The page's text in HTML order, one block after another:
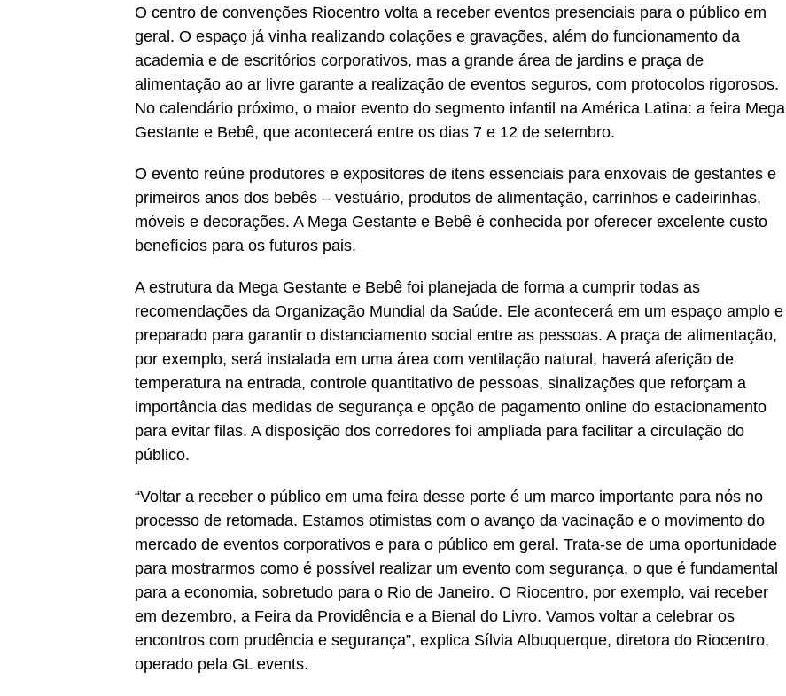
O centro de convenções Riocentro volta a receber eventos presenciais para o público em
geral. O espaço já vinha realizando colações e gravações, além do funcionamento da
academia e de escritórios corporativos, mas a grande área de jardins e praça de
alimentação ao ar livre garante a realização de eventos seguros, com protocolos rigorosos.
No calendário próximo, o maior evento do segmento infantil na América Latina: a feira Mega
Gestante e Bebê, que acontecerá entre os dias 7 e 12 de setembro.
O evento reúne produtores e expositores de itens essenciais para enxovais de gestantes e
primeiros anos dos bebês – vestuário, produtos de alimentação, carrinhos e cadeirinhas,
móveis e decorações. A Mega Gestante e Bebê é conhecida por oferecer excelente custo
benefícios para os futuros pais.
A estrutura da Mega Gestante e Bebê foi planejada de forma a cumprir todas as
recomendações da Organização Mundial da Saúde. Ele acontecerá em um espaço amplo e
preparado para garantir o distanciamento social entre as pessoas. A praça de alimentação,
por exemplo, será instalada em uma área com ventilação natural, haverá aferição de
temperatura na entrada, controle quantitativo de pessoas, sinalizações que reforçam a
importância das medidas de segurança e opção de pagamento online do estacionamento
para evitar filas. A disposição dos corredores foi ampliada para facilitar a circulação do
público.
“Voltar a receber o público em uma feira desse porte é um marco importante para nós no
processo de retomada. Estamos otimistas com o avanço da vacinação e o movimento do
mercado de eventos corporativos e para o público em geral. Trata-se de uma oportunidade
para mostrarmos como é possível realizar um evento com segurança, o que é fundamental
para a economia, sobretudo para o Rio de Janeiro. O Riocentro, por exemplo, vai receber
em dezembro, a Feira da Providência e a Bienal do Livro. Vamos voltar a celebrar os
encontros com prudência e segurança”, explica Sílvia Albuquerque, diretora do Riocentro,
operado pela GL events.